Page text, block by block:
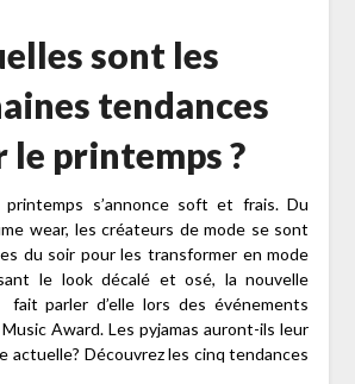
sont les
tendances
le printemps ?
s’annonce soft et frais. Du
wear, les créateurs de mode se sont
du soir pour les transformer en mode
le look décalé et osé, la nouvelle
parler d’elle lors des événements
Award. Les pyjamas auront-ils leur
actuelle? Découvrez les cinq tendances